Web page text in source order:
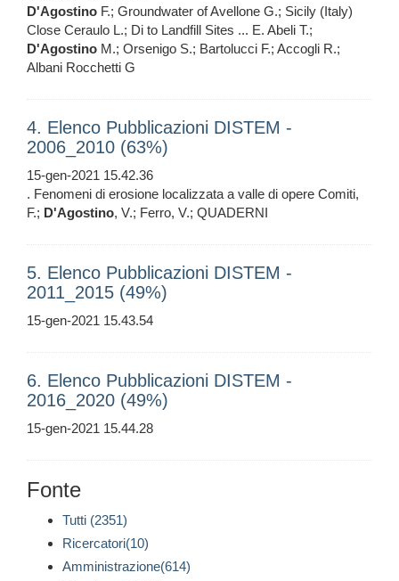
D'Agostino F.; Groundwater of Avellone G.; Sicily (Italy)
Close Ceraulo L.; Di to Landfill Sites ... E. Abeli T.;
D'Agostino M.; Orsenigo S.; Bartolucci F.; Accogli R.;
Albani Rocchetti G
4. Elenco Pubblicazioni DISTEM -
2006_2010 (63%)
15-gen-2021 15.42.36
. Fenomeni di erosione localizzata a valle di opere Comiti,
F.; D'Agostino, V.; Ferro, V.; QUADERNI
5. Elenco Pubblicazioni DISTEM -
2011_2015 (49%)
15-gen-2021 15.43.54
6. Elenco Pubblicazioni DISTEM -
2016_2020 (49%)
15-gen-2021 15.44.28
Fonte
Tutti (2351)
Ricercatori(10)
Amministrazione(614)